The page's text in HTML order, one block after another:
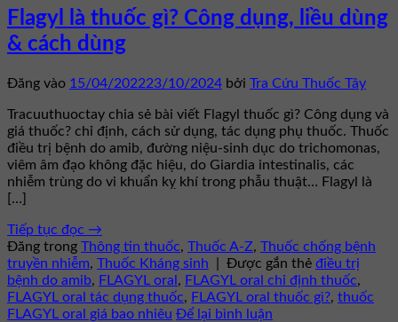
Flagyl là thuốc gì? Công dụng, liều dùng
& cách dùng
Đăng vào 15/04/202223/10/2024 bởi Tra Cứu Thuốc Tây
Tracuuthuoctay chia sẻ bài viết Flagyl thuốc gì? Công dụng và
giá thuốc? chỉ định, cách sử dụng, tác dụng phụ thuốc. Thuốc
điều trị bệnh do amib, đường niệu-sinh dục do trichomonas,
viêm âm đạo không đặc hiệu, do Giardia intestinalis, các
nhiễm trùng do vi khuẩn kỵ khí trong phẫu thuật… Flagyl là
[…]
Tiếp tục đọc →
Đăng trong Thông tin thuốc, Thuốc A-Z, Thuốc chống bệnh
truyền nhiễm, Thuốc Kháng sinh Được gắn thẻ điều trị
bệnh do amib, FLAGYL oral , FLAGYL oral chỉ định thuốc,
FLAGYL oral tác dụng thuốc, FLAGYL oral thuốc gì?, thuốc
FLAGYL oral giá bao nhiêu Để lại bình luận